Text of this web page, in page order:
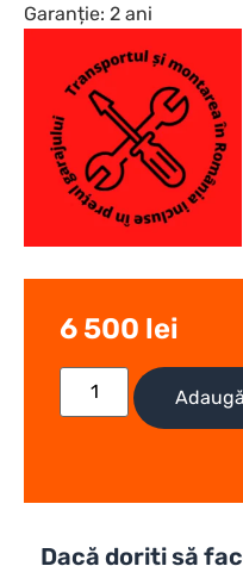
Garanție: 2 ani
6 500 lei
Dacă doriți să